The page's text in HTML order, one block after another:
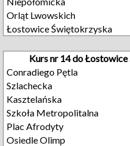
Orląt Lwowskich
Łostowice Świętokrzyska
Kurs nr 14 do
Conradiego Pętla
Szlachecka
Kasztelańska
Szkoła Metropolitalna
Plac Afrodyty
Osiedle Olimp